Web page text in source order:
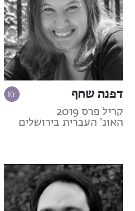
דפנה שחף
קריל פרס 2019
האונ' העברית בירושלים